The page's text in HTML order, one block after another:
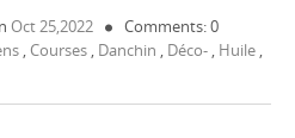
Oct 25,2022
Comments: 0
, Courses , Danchin , Déco- , Huile ,